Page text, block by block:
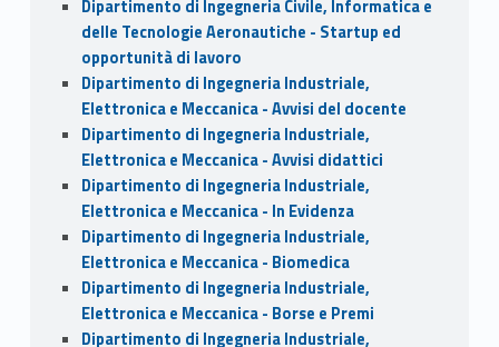
Dipartimento di Ingegneria Civile, Informatica e
delle Tecnologie Aeronautiche - Startup ed
opportunità di lavoro
Dipartimento di Ingegneria Industriale,
Elettronica e Meccanica - Avvisi del docente
Dipartimento di Ingegneria Industriale,
Elettronica e Meccanica - Avvisi didattici
Dipartimento di Ingegneria Industriale,
Elettronica e Meccanica - In Evidenza
Dipartimento di Ingegneria Industriale,
Elettronica e Meccanica - Biomedica
Dipartimento di Ingegneria Industriale,
Elettronica e Meccanica - Borse e Premi
Dipartimento di Ingegneria Industriale,